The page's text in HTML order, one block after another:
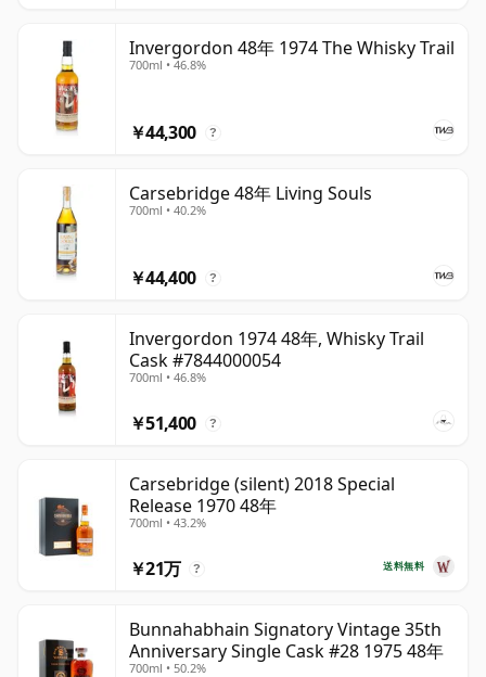
Invergordon 48年 1974 The Whisky Trail
700ml • 46.8%
￥44,300 ?
Carsebridge 48年 Living Souls
700ml • 40.2%
￥44,400 ?
Invergordon 1974 48年, Whisky Trail
Cask #7844000054
700ml • 46.8%
￥51,400 ?
Carsebridge (silent) 2018 Special
Release 1970 48年
700ml • 43.2%
送料無料
￥21万 ?
Bunnahabhain Signatory Vintage 35th
Anniversary Single Cask #28 1975 48年
700ml • 50.2%